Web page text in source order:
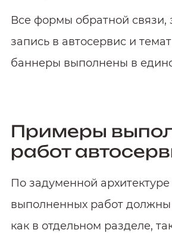
Все формы обратной связи,
запись в автосервис и
баннеры выполнены в
Примеры
работ
По задуменной
выполненных работ
как в отдельном разделе,